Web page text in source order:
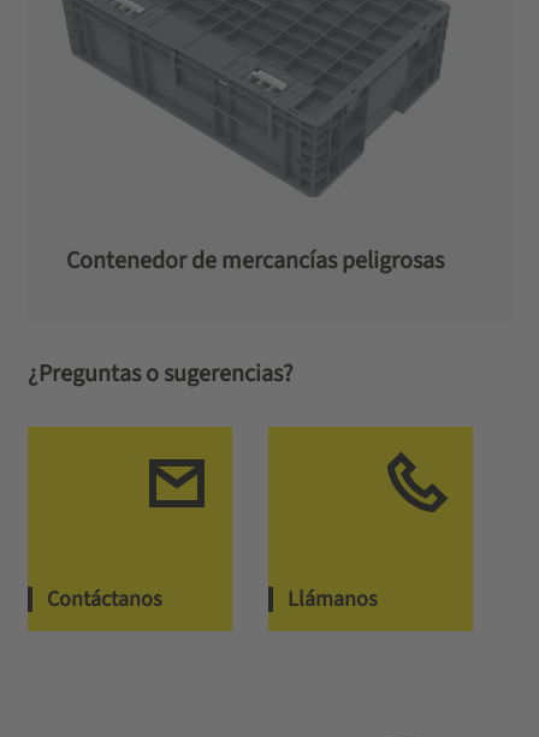
Contenedor de mercancías peligrosas
¿Preguntas o sugerencias?
Contáctanos Llámanos